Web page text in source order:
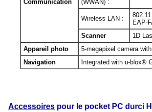
Communication
(WWAN) :
Wireless LAN :
EAP-
Scanner
1D
Appareil photo
5-megapixel camera
Navigation
Integrated with u-blox®
Accessoires pour le pocket PC durci